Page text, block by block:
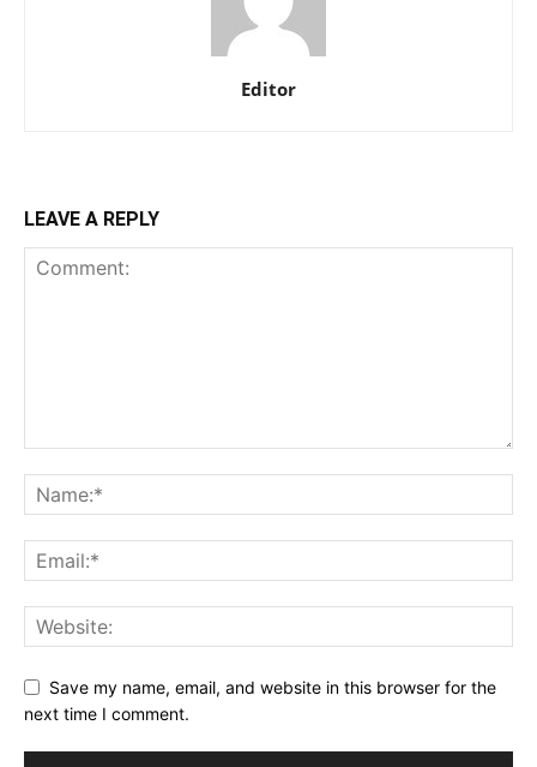
Editor
LEAVE A REPLY
Save my name, email, and website in this browser for the
next time I comment.